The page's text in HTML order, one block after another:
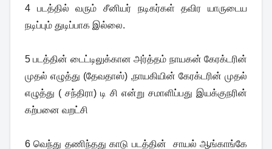
4 படத்தில் வரும் சீனியர் நடிகர்கள் தவிர யாருடைய
நடிப்பும் துடிப்பாக இல்லை.
5 படத்தின் டைட்டிலுக்கான அர்த்தம் நாயகன் கேரக்டரின்
முதல் எழுத்து (தேவதாஸ்) ,நாயகியின் கேரக்டரின் முதல்
எழுத்து ( சந்திரா) டி சி என்று சமாளிப்பது இயக்குநரின்
கற்பனை வறட்சி
6 வெந்து தணிந்தது காடு படத்தின் சாயல் ஆங்காங்கே